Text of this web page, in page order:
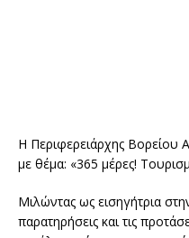
Η Περιφερειάρχης Βορείου
με θέμα: «365 μέρες!
Μιλώντας ως εισηγήτρια
παρατηρήσεις και τις